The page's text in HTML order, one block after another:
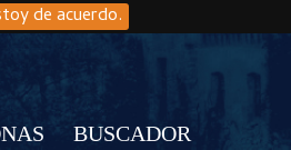
de acuerdo.
BUSCADOR